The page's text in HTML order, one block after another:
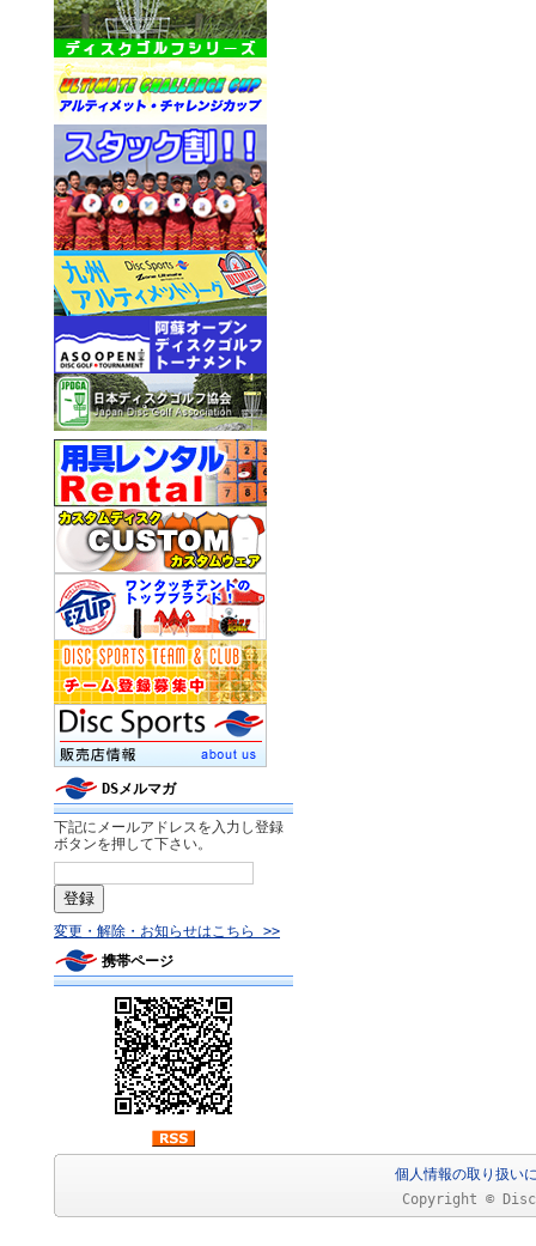
DSメルマガ
下記にメールアドレスを入力し登録
ボタンを押して下さい。
変更・解除・お知らせはこちら >>
携帯ページ
個人情報の取り扱い
Copyright ©